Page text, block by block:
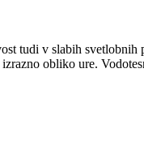
tudi v slabih
obliko ure.